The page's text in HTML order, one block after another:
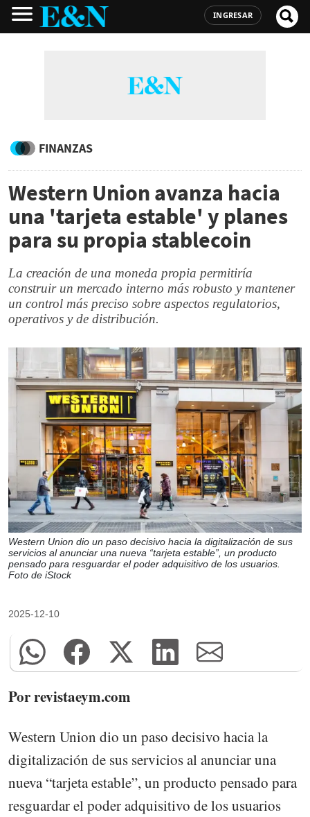
INGRESAR
FINANZAS
Western Union avanza hacia
una 'tarjeta estable' y planes
para su propia stablecoin
La creación de una moneda propia permitiría
construir un mercado interno más robusto y mantener
un control más preciso sobre aspectos regulatorios,
operativos y de distribución.
Western Union dio un paso decisivo hacia la digitalización de sus
servicios al anunciar una nueva “tarjeta estable”, un producto
pensado para resguardar el poder adquisitivo de los usuarios.
Foto de iStock
2025-12-10
Por revistaeym.com
Western Union dio un paso decisivo hacia la
digitalización de sus servicios al anunciar una
nueva “tarjeta estable”, un producto pensado para
resguardar el poder adquisitivo de los usuarios